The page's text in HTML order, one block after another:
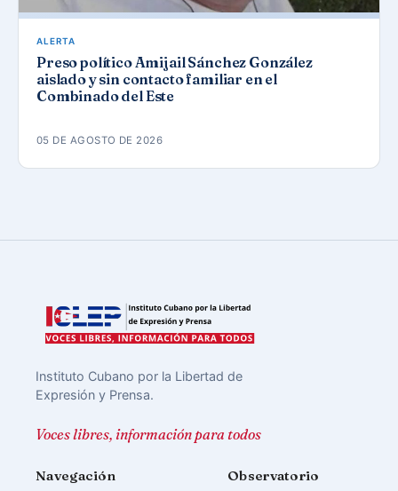
ALERTA
Preso político Amijail Sánchez González
aislado y sin contacto familiar en el
Combinado del Este
05 DE AGOSTO DE 2026
Instituto Cubano por la Libertad de
Expresión y Prensa.
Voces libres, información para todos
Navegación Observatorio